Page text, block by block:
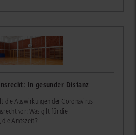
In gesunder Distanz
die Auswirkungen der Coronavirus-
vor: Was gilt für die
die Amtszeit?